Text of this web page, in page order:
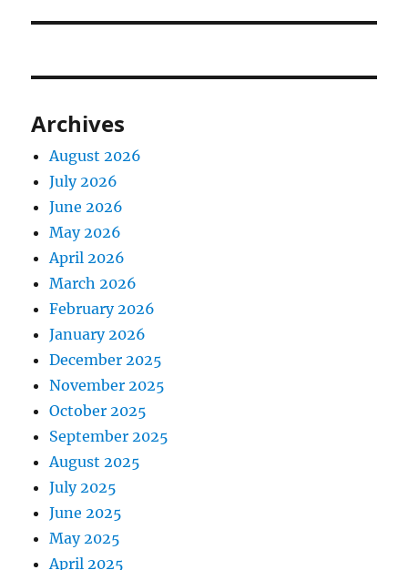
Archives
August 2026
July 2026
June 2026
May 2026
April 2026
March 2026
February 2026
January 2026
December 2025
November 2025
October 2025
September 2025
August 2025
July 2025
June 2025
May 2025
April 2025